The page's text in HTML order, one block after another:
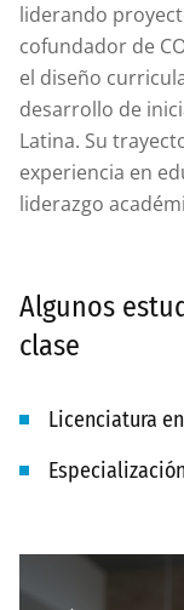
liderando
cofundador de
el diseño
desarrollo de
Latina. Su
experiencia en
liderazgo
Algunos
clase
Licenciatura